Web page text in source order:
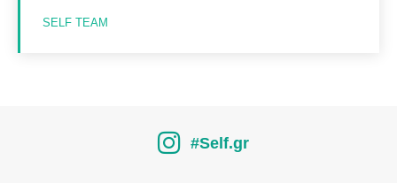
SELF TEAM
#Self.gr